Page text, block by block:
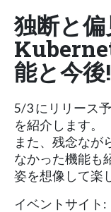
独断と
能と今後!
5/3 にリリース
を紹介します。
また、残念なが
なかった機能も
姿を想像して楽
イベントサイト: